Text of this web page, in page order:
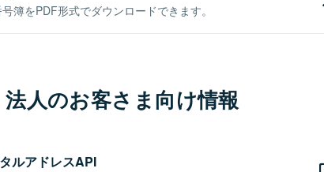
簿をPDF形式でダウンロードできます。
人のお客さま向け情報
ルアドレスAPI